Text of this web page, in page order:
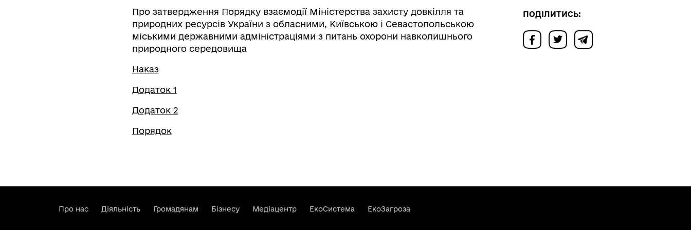
Про затвердження Порядку взаємодії Міністерства захисту довкілля та
природних ресурсів України з обласними, Київською і Севастопольською
міськими державними адміністраціями з питань охорони навколишнього
природного середовища
Наказ
Додаток 1
Додаток 2
Порядок
ПОДІЛИТИСЬ:
Про нас Діяльність Громадянам Бізнесу Медіацентр ЕкоСистема ЕкоЗагроза